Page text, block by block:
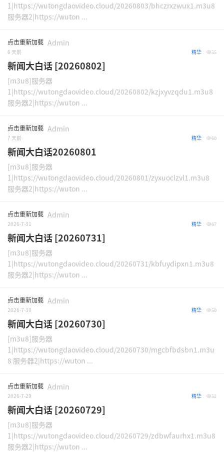
1|https://wutongdaovideo.cloud/20260803/bhczrxzwux1.m3u8
服务器2|https://wuton ...
点击重新加载 Admin
6 天前 55
精华
新闻大白话 [20260802]
[m3u8]服务器
1|https://wutongdaovideo.cloud/20260802/kzjxyvzqdu1.m3u8
服务器2|https://wuton ...
点击重新加载 Admin
7 天前 60
精华
新闻大白话20260801
[m3u8]服务器
1|https://wutongdaovideo.cloud/20260801/zyxuoclzvl1.m3u8
服务器2|https://wuton ...
点击重新加载 Admin
2026-7-31 67
精华
新闻大白话 [20260731]
[m3u8]服务器
1|https://wutongdaovideo.cloud/20260731/kbfuydipxn1.m3u8
服务器2|https://wuton ...
点击重新加载 Admin
2026-7-30 50
精华
新闻大白话 [20260730]
[m3u8]服务器
1|https://wutongdaovideo.cloud/20260730/mgcbfbdsbn1.m3u
8 服务器2|https://wuton ...
点击重新加载 Admin
2026-7-29 52
精华
新闻大白话 [20260729]
[m3u8]服务器
1|https://wutongdaovideo.cloud/20260729/zdbwfaurhx1.m3u8
服务器2|https://wuton ...